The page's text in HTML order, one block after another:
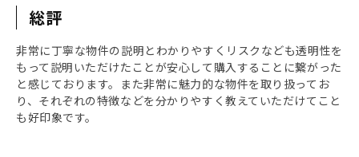
総評
非常に丁寧な物件の説明とわかりやすくリスクなども透明性を
もって説明いただけたことが安心して購入することに繋がった
と感じております。また非常に魅力的な物件を取り扱ってお
り、それぞれの特徴などを分かりやすく教えていただけてこと
も好印象です。